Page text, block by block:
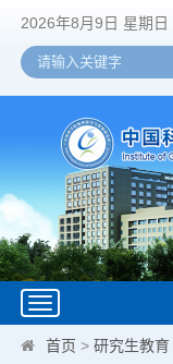
2026年8月9日 星期日
Toggle
navigation
首页 >研究生教育